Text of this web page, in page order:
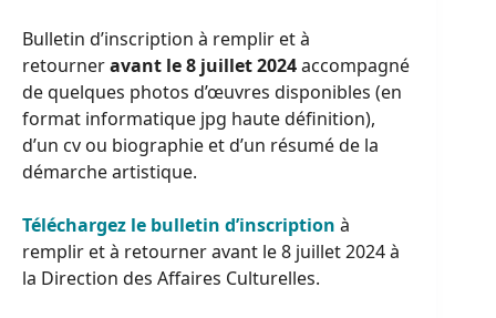
Bulletin d’inscription à remplir et à
retourneravant le 8 juillet 2024accompagné
de quelques photos d’œuvres disponibles (en
format informatique jpg haute définition),
d’un cv ou biographie et d’un résumé de la
démarche artistique.
Téléchargez le bulletin d’inscription à
remplir et à retourner avant le 8 juillet 2024 à
la Direction des Affaires Culturelles.